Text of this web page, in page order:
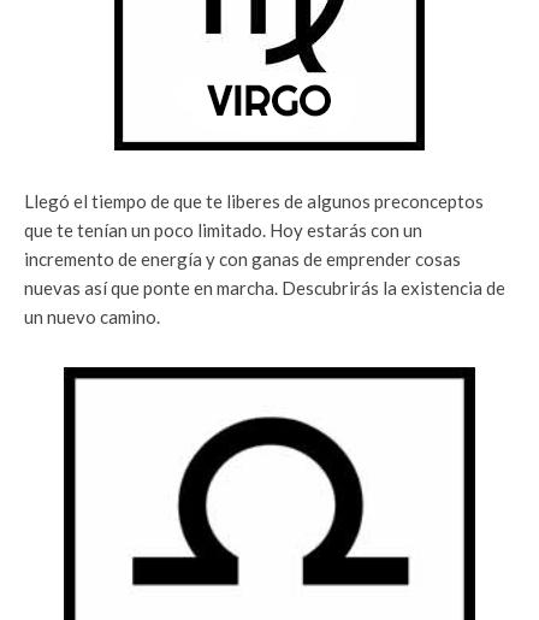
Llegó el tiempo de que te liberes de algunos preconceptos
que te tenían un poco limitado. Hoy estarás con un
incremento de energía y con ganas de emprender cosas
nuevas así que ponte en marcha. Descubrirás la existencia de
un nuevo camino.